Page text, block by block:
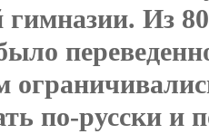
гимназии. Из
по-русски и